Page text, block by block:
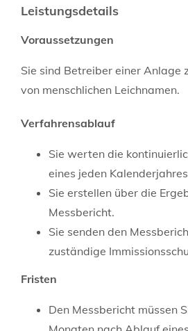
Leistungsdetails
Voraussetzungen
Sie sind Betreiber einer Anlage
von menschlichen Leichnamen.
Verfahrensablauf
Sie werten die
eines jeden
Sie erstellen über die
Messbericht.
Sie senden den
zuständige
Fristen
Den Messbericht müssen